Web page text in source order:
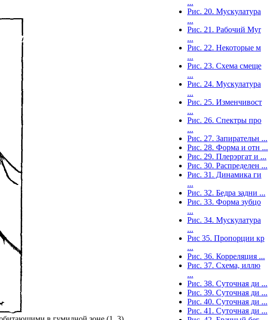
...
Рис. 20. Мускулатура
...
Рис. 21. Рабочий Myr
...
Рис. 22. Некоторые м
...
Рис. 23. Схема смеще
...
Рис. 24. Мускулатура
...
Рис. 25. Изменчивост
...
Рис. 26. Спектры про
...
Рис. 27. Запирательн ...
Рис. 28. Форма и отн ...
Рис. 29. Плерэргат и ...
Рис. 30. Распределен ...
Рис. 31. Динамика ги
...
Рис. 32. Бедра задни ...
Рис. 33. Форма зубцо
...
Рис. 34. Мускулатура
...
Рис 35. Пропорции кр
...
Рис. 36. Корреляция ...
Рис. 37. Схема, иллю
...
Рис. 38. Суточная ди ...
Рис. 39. Суточная ди ...
Рис. 40. Суточная ди ...
Рис. 41. Суточная ди ...